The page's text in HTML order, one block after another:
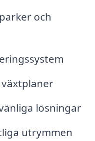
och
lösningar
utrymmen